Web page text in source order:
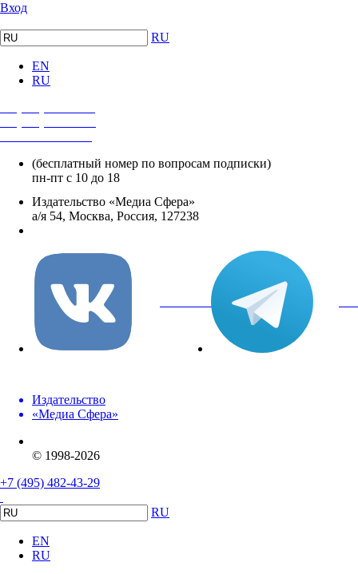
Вход
RU
EN
RU
(бесплатный номер по вопросам подписки)
пн-пт с 10 до 18
Издательство «Медиа Сфера»
а/я 54, Москва, Россия, 127238
вКонтакте
Издательство
«Медиа Сфера»
© 1998-2026
+7 (495) 482-43-29
RU
EN
RU